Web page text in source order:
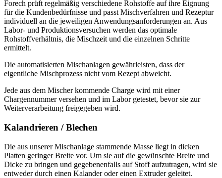
Forech prüft regelmäßig verschiedene Rohstoffe auf ihre Eignung
für die Kundenbedürfnisse und passt Mischverfahren und Rezeptur
individuell an die jeweiligen Anwendungsanforderungen an. Aus
Labor- und Produktionsversuchen werden das optimale
Rohstoffverhältnis, die Mischzeit und die einzelnen Schritte
ermittelt.
Die automatisierten Mischanlagen gewährleisten, dass der
eigentliche Mischprozess nicht vom Rezept abweicht.
Jede aus dem Mischer kommende Charge wird mit einer
Chargennummer versehen und im Labor getestet, bevor sie zur
Weiterverarbeitung freigegeben wird.
Kalandrieren / Blechen
Die aus unserer Mischanlage stammende Masse liegt in dicken
Platten geringer Breite vor. Um sie auf die gewünschte Breite und
Dicke zu bringen und gegebenenfalls auf Stoff aufzutragen, wird sie
entweder durch einen Kalander oder einen Extruder geleitet.